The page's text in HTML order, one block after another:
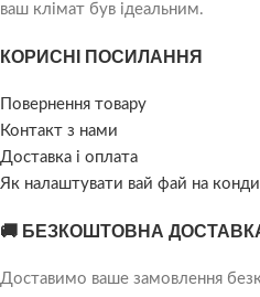
ваш клімат був ідеальним.
КОРИСНІ ПОСИЛАННЯ
Повернення товару
Контакт з нами
Доставка і оплата
Як налаштувати вай фай на
🚚 БЕЗКОШТОВНА
Доставимо ваше замовлення